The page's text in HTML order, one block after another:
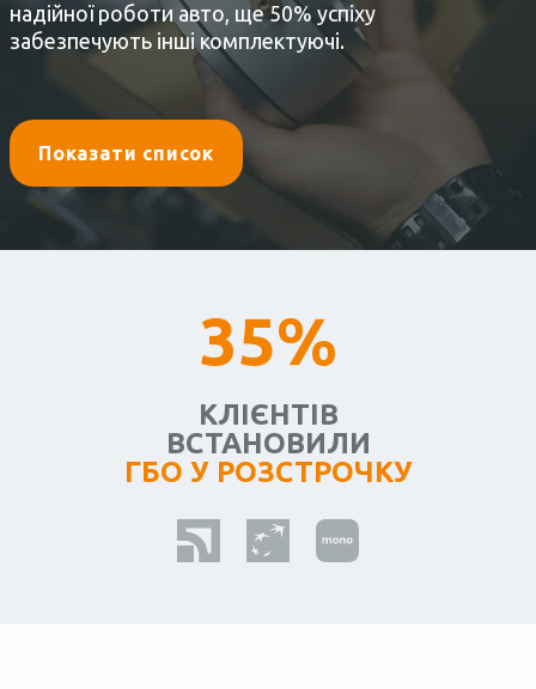
надійної роботи авто, ще 50% успіху
забезпечують інші комплектуючі.
Показати список
35%
КЛІЄНТІВ
ВСТАНОВИЛИ
ГБО У РОЗСТРОЧКУ